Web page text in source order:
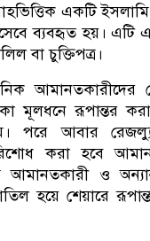
একটি
ব্যবহৃত হয়। এটি
বা চুক্তিপত্র।
আমানতকারীদের
মূলধনে রূপান্তর
পরে আবার
করা হবে
আমানতকারী ও
হয়ে শেয়ারে